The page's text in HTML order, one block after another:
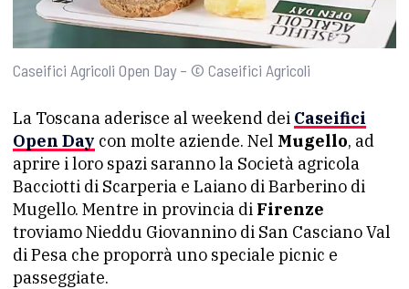
Caseifici Agricoli Open Day – © Caseifici Agricoli
La Toscana aderisce al weekend dei Caseifici
Open Day con molte aziende. Nel Mugello, ad
aprire i loro spazi saranno la Società agricola
Bacciotti di Scarperia e Laiano di Barberino di
Mugello. Mentre in provincia di Firenze
troviamo Nieddu Giovannino di San Casciano Val
di Pesa che proporrà uno speciale picnic e
passeggiate.